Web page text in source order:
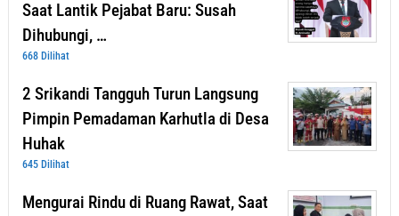
Saat Lantik Pejabat Baru: Susah
Dihubungi, …
668 Dilihat
2 Srikandi Tangguh Turun Langsung
Pimpin Pemadaman Karhutla di Desa
Huhak
645 Dilihat
Mengurai Rindu di Ruang Rawat, Saat